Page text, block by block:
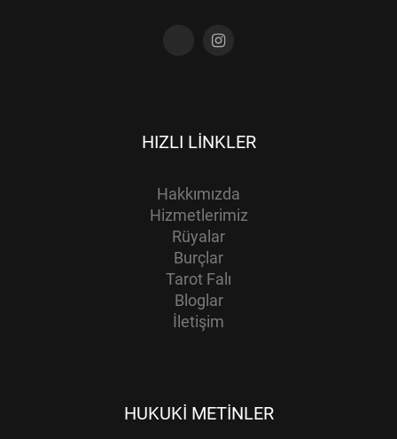
HIZLI LINKLER
Hakkımızda
Hizmetlerimiz
Rüyalar
Burçlar
Tarot Falı
Bloglar
İletişim
HUKUKI METINLER